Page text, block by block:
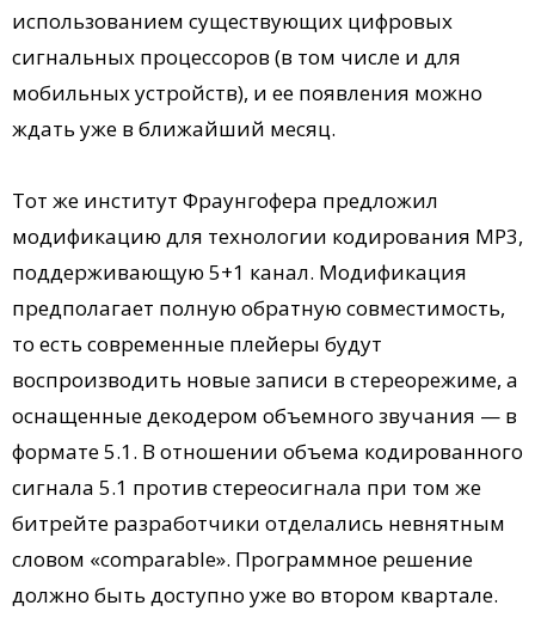
использованием существующих цифровых
сигнальных процессоров (в том числе и для
мобильных устройств), и ее появления можно
ждать уже в ближайший месяц.
Тот же институт Фраунгофера предложил
модификацию для технологии кодирования MP3,
поддерживающую 5+1 канал. Модификация
предполагает полную обратную совместимость,
то есть современные плейеры будут
воспроизводить новые записи в стереорежиме, а
оснащенные декодером объемного звучания — в
формате 5.1. В отношении объема кодированного
сигнала 5.1 против стереосигнала при том же
битрейте разработчики отделались невнятным
словом «comparable». Программное решение
должно быть доступно уже во втором квартале.